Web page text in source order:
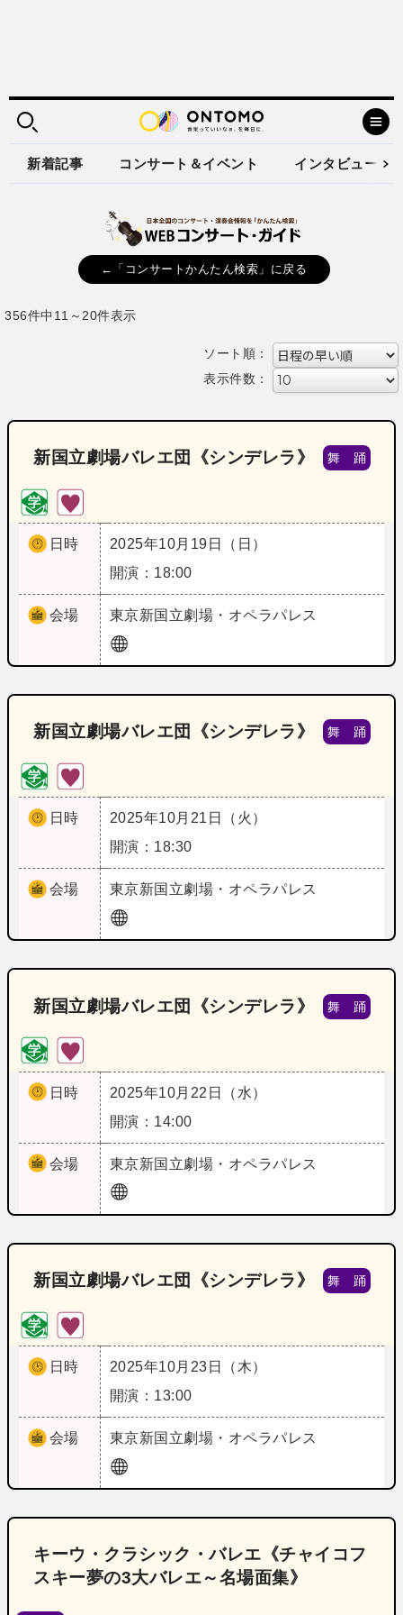
新着記事 コンサート＆イベント インタビュー
←「コンサートかんたん検索」に戻る
356件中11～20件表示
ソート順：
表示件数：
新国立劇場バレエ団《シンデレラ》 舞 踊
日時
2025年10月19日（日）
開演：18:00
会場 東京新国立劇場・オペラパレス
新国立劇場バレエ団《シンデレラ》 舞 踊
日時
2025年10月21日（火）
開演：18:30
会場 東京新国立劇場・オペラパレス
新国立劇場バレエ団《シンデレラ》 舞 踊
日時
2025年10月22日（水）
開演：14:00
会場 東京新国立劇場・オペラパレス
新国立劇場バレエ団《シンデレラ》 舞 踊
日時
2025年10月23日（木）
開演：13:00
会場 東京新国立劇場・オペラパレス
キーウ・クラシック・バレエ《チャイコフ
スキー夢の3大バレエ～名場面集》